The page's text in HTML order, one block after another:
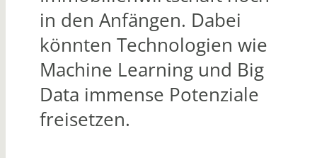
in den Anfängen. Dabei
könnten Technologien wie
Machine Learning und Big
Data immense Potenziale
freisetzen.